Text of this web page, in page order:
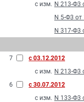
с изм. N 213-Ф3
N 5-Ф3 от
N 317-Ф3
7
с 03.12.2012
с изм. N 213-Ф3
6
с 30.07.2012
с изм. N 133-Ф3